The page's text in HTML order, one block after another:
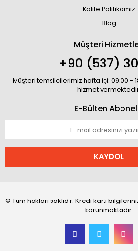
Kalite Politikamız
Blog
Müşteri
+90 (537)
Müşteri temsilcilerimiz hafta içi: 09:00 -
hizmet
E-Bülten
KAYDOL
© Tüm hakları saklıdır. Kredi kartı
korunmaktadır.